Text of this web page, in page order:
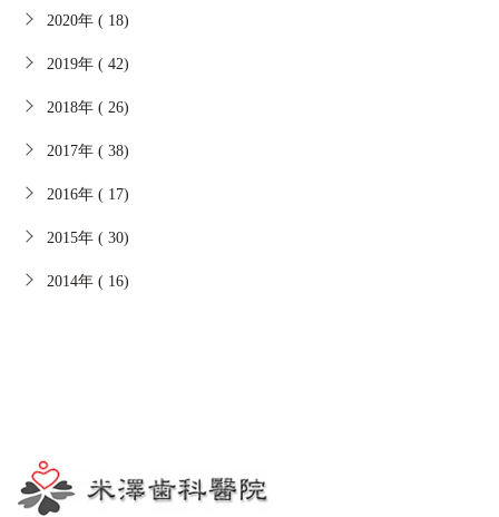
2020年 ( 18)
2019年 ( 42)
2018年 ( 26)
2017年 ( 38)
2016年 ( 17)
2015年 ( 30)
2014年 ( 16)